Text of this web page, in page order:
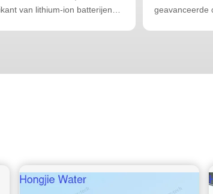
van lithium-ion batterijen
geavanceerde